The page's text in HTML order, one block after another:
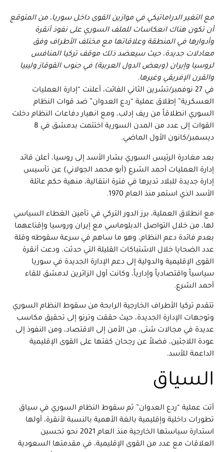
مع التغير الدراماتيكي في موازين القوى داخل سوريا، من المتوقع
أن تكون هناك انعكاسات للملف السوري على نفوذ أنقرة
وأدوارها في المنطقة وعلاقاتها مع مختلف الأطراف وفق
معادلات جديدة، حيث سيعضد ذلك موقف تركيا المنافس
لروسيا وإيران (وبعض الدول العربية) في جنوب القوقاز وليبيا
والقرن الإفريقي وغيرها.
في 27 نوفمبر/تشرين الثاني الفائت، أعلنت “إدارة العمليات
العسكرية” إطلاق عملية “ردع العدوان” ضد قوات النظام
السوري انطلاقاً من ريف إدلب، ومع انهيار دفاعات النظام دخلت
القوات إلى عدد من المدن السورية اختتمت بدمشق في 8
ديسمبر/كانون الأول الماضي.
بعد مغادرة الرئيس السوري بشار الأسد إلى روسيا، أعلن قائد
إدارة العمليات أحمد الشرع (أبو محمد الجولاني) عن تأسيس
إدارة جديدة للبلاد تديرها في فترة انتقالية، منهية حكم عائلة
الأسد الذي استمر منذ العام 1970.
مع انطلاق العملية، برز الدور التركي في تأمين الغطاء السياسي
لها، من خلال التواصل الدبلوماسي مع إيران وروسيا وإقناعهما
بعدم فائدة دعم النظام، وهو ما ساهم في سرعة سقوطه وقلة
عدد الضحايا خلال الاشتباكات القليلة التي حدثت. ودعت أنقرة
القوى الإقليمية والدولية إلى دعم الإدارة الجديدة في سوريا
سياسياً واقتصادياً وإدارياً، وكانت أول الزائرين لدمشق للقاء
أحمد الشرع.
تتقدم تركيا الأطراف الخارجية الرابحة من سقوط النظام السوري
وتوجهات الإدارة الجديدة، حيث حققت وترنو إلى تحقيق مكاسب
عديدة في مجالات شتى، من الأمن إلى الاقتصاد، ومن النفوذ إلى
عودة اللاجئين، فضلاً عن رجحان كفتها على القوى الإقليمية
الداعمة للأسد.
السياق
أتت عملية “ردع العدوان” ثم سقوط النظام السوري في سياق
تطورات داخلية وإقليمية بالغة الأهمية بالنسبة لأنقرة، أولها
استدارة سياستها الخارجية منذ العام 2021 نحو تحسين
العلاقات مع عدد من القوى الإقليمية، في مقدمتها السعودية